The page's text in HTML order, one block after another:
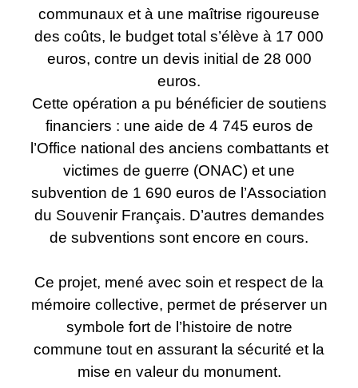
communaux et à une maîtrise rigoureuse
des coûts, le budget total s’élève à 17 000
euros, contre un devis initial de 28 000
euros.
Cette opération a pu bénéficier de soutiens
financiers : une aide de 4 745 euros de
l’Office national des anciens combattants et
victimes de guerre (ONAC) et une
subvention de 1 690 euros de l’Association
du Souvenir Français. D’autres demandes
de subventions sont encore en cours.
Ce projet, mené avec soin et respect de la
mémoire collective, permet de préserver un
symbole fort de l’histoire de notre
commune tout en assurant la sécurité et la
mise en valeur du monument.